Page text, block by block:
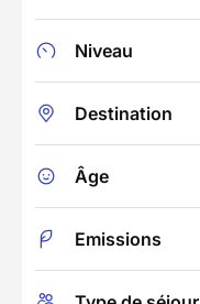
Niveau
Destination
Âge
Emissions